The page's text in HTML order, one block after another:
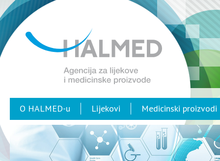
O HALMED-u Lijekovi Medicinski proizvodi